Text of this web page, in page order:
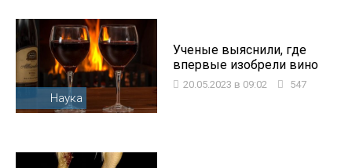
Наука
Ученые выяснили, где
впервые изобрели вино
20.05.2023 в 09:02 547